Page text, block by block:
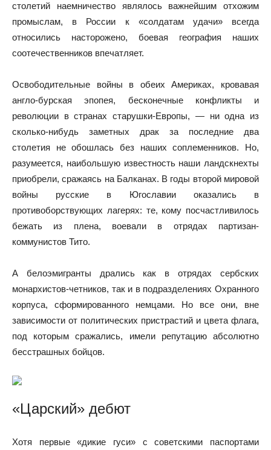
столетий наемничество являлось важнейшим отхожим
промыслам, в России к «солдатам удачи» всегда
относились насторожено, боевая география наших
соотечественников впечатляет.
Освободительные войны в обеих Америках, кровавая
англо-бурская эпопея, бесконечные конфликты и
революции в странах старушки-Европы, — ни одна из
сколько-нибудь заметных драк за последние два
столетия не обошлась без наших соплеменников. Но,
разумеется, наибольшую известность наши ландскнехты
приобрели, сражаясь на Балканах. В годы второй мировой
войны русские в Югославии оказались в
противоборствующих лагерях: те, кому посчастливилось
бежать из плена, воевали в отрядах партизан-
коммунистов Тито.
А белоэмигранты дрались как в отрядах сербских
монархистов-четников, так и в подразделениях Охранного
корпуса, сформированного немцами. Но все они, вне
зависимости от политических пристрастий и цвета флага,
под которым сражались, имели репутацию абсолютно
бесстрашных бойцов.
«Царский» дебют
Хотя первые «дикие гуси» с советскими паспортами